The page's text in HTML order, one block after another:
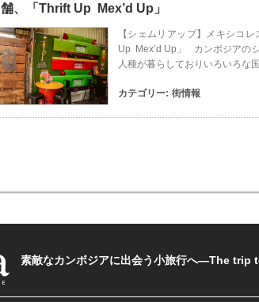
舗、「Thrift Up Mex’d Up」
【シェムリアップ】メキシコ
Up Mex’d Up」 カンボジアの
人種が暮らしておりいろいろな国
カテゴリー: 街情報
素敵なカンボジアに出会う小旅行へ―The